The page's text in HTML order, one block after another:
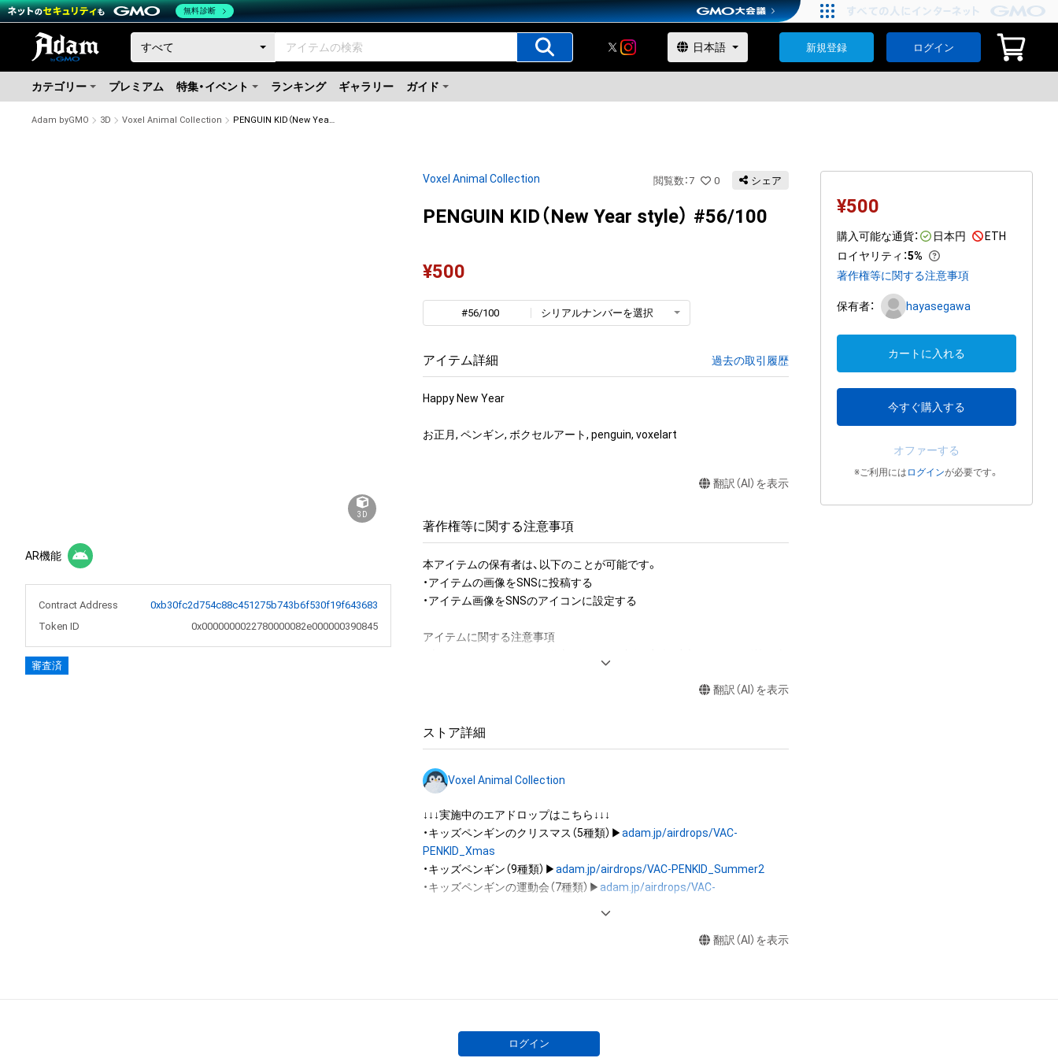
新規登録 ログイン
カテゴリー プレミアム 特集・イベント ランキング ギャラリー ガイド
Adam byGMO 3D Voxel Animal Collection PENGUIN KID（New Year style）
3D
AR機能
Contract Address
0xb30fc2d754c88c451275b743b6f530f19f643683
Token ID
0x0000000022780000082e000000390845
審査済
Voxel Animal Collection 閲覧数 ：7 0 シェア
PENGUIN KID（New Year style） #56/100
¥500
#56/100 シリアルナンバーを選択
アイテム詳細 過去の取引履歴
Happy New Year
お正月, ペンギン, ボクセルアート, penguin, voxelart
翻訳（AI）を表示
著作権等に関する注意事項
本アイテムの保有者は、以下のことが可能です。
・アイテムの画像をSNSに投稿する
・アイテム画像をSNSのアイコンに設定する
アイテムに関する注意事項
用新案権、商標権、意匠権その他の知的財産権(それらの権利を取得し、又は
は、本アイテムの著作権を有する方、著作隣接権の権利者またはその管理委
することを意味しません。
を受けている者からの事前の同意なしに、上記の「本アイテムの保有者が有
する権利」の範囲を超えた行為、知的財産権を侵害するおそれのある行為
(改変、公開、配布、逆コンパイル、リバースエンジニアリングを含みますが、
これに限定されません。)を行うことはできません。
・本アイテムに関する創作物の利用については、公序良俗や法令に反する利
用またはその恐れのある利用など、作成者が不適切であると判断した場合、
翻訳（AI）を表示
ストア詳細
Voxel Animal Collection
↓↓↓実施中のエアドロップはこちら↓↓↓
・キッズペンギンのクリスマス（5種類）▶adam.jp/airdrops/VAC-
PENKID_Xmas
・キッズペンギン（9種類）▶adam.jp/airdrops/VAC-PENKID_Summer2
・キッズペンギンの運動会（7種類）▶ adam.jp/airdrops/VAC-
・お正月（5種類）▶adam.jp/airdrops/VAC-NY2024
翻訳（AI）を表示
¥500
購入可能な通貨： 日本円
ETH
ロイヤリティ ：5%
著作権等に関する注意事項
保有者： hayasegawa
カートに入れる
今すぐ購入する
オファーする
※ご利用には ログインが必要です。
ログイン
無料診断